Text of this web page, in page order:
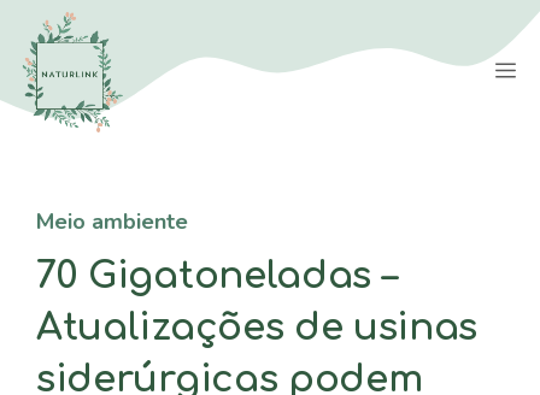
Saltar
para
conteúdo
Meio ambiente
70 Gigatoneladas –
Atualizações de usinas
siderúrgicas podem